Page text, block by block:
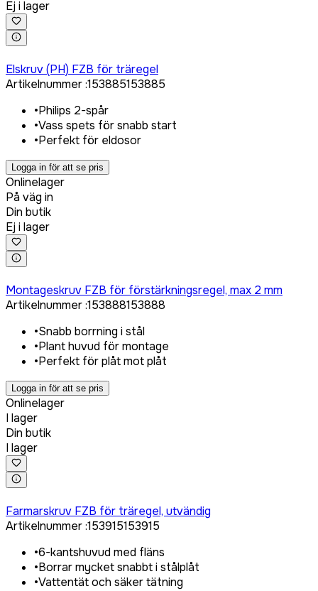
Ej i lager
Elskruv (PH) FZB för träregel
Artikelnummer:153885153885
•Philips 2-spår
•Vass spets för snabb start
•Perfekt för eldosor
Logga in för att se pris
Onlinelager
På väg in
Din butik
Ej i lager
Montageskruv FZB för förstärkningsregel, max 2 mm
Artikelnummer:153888153888
•Snabb borrning i stål
•Plant huvud för montage
•Perfekt för plåt mot plåt
Logga in för att se pris
Onlinelager
I lager
Din butik
I lager
Farmarskruv FZB för träregel, utvändig
Artikelnummer:153915153915
•6-kantshuvud med fläns
•Borrar mycket snabbt i stålplåt
•Vattentät och säker tätning